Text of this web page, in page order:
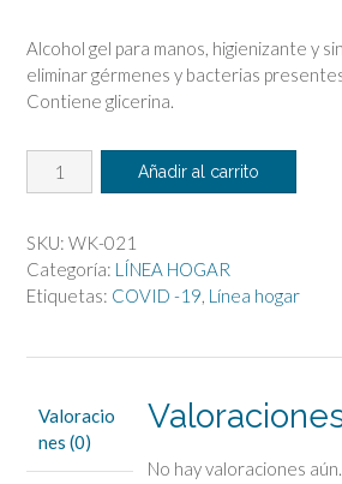
Alcohol gel para manos, higienizante y
eliminar gérmenes y bacterias
Contiene glicerina.
Alcohol
Gel
cantidad
Añadir al carrito
SKU: WK-021
Categoría: LÍNEA HOGAR
Etiquetas: COVID -19, Línea hogar
Valoracio
nes (0)
No hay valoraciones aún.